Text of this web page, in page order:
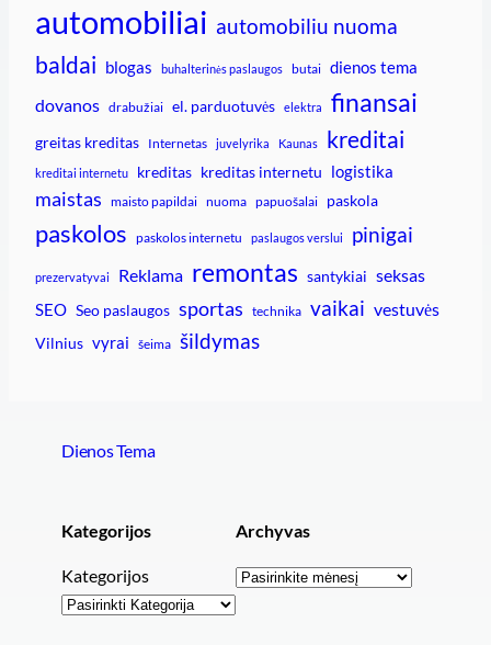
automobiliai automobiliu nuoma
baldai blogas buhalterinės paslaugos butai dienos tema
dovanos drabužiai el. parduotuvės elektra finansai
greitas kreditas Internetas juvelyrika Kaunas kreditai
kreditai internetu kreditas kreditas internetu logistika
maistas maisto papildai nuoma papuošalai paskola
paskolos paskolos internetu paslaugos verslui pinigai
prezervatyvai Reklama remontas santykiai seksas
SEO Seo paslaugos sportas technika vaikai vestuvės
Vilnius vyrai šeima šildymas
Dienos Tema
Kategorijos
Kategorijos
Archyvas
Archyvai